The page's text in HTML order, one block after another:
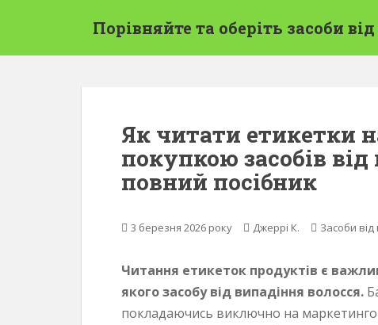
Порівняйте та оберіть засоби
Як читати етикетки
покупкою засобів
повний посібник
3 березня 2026 року Джеррі К. Засоби від
Читання етикеток продуктів є
якого засобу від випадіння волосся.
покладаючись виключно на